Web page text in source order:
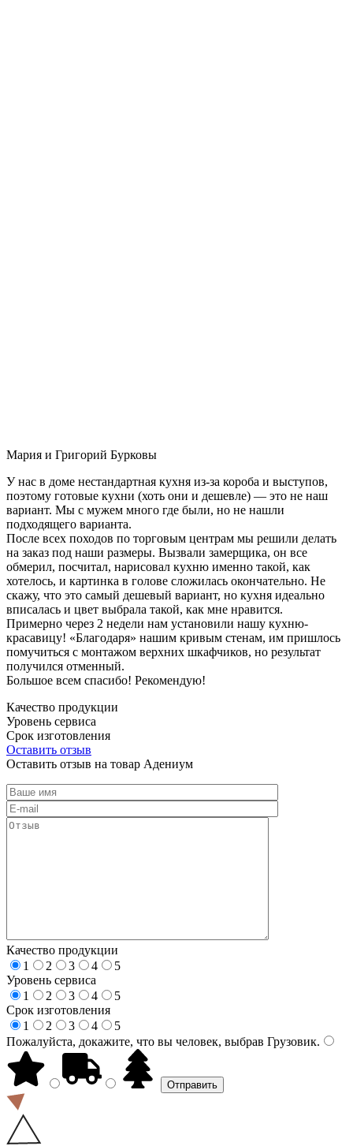
Мария и Григорий Бурковы
У нас в доме нестандартная кухня из-за короба и выступов,
поэтому готовые кухни (хоть они и дешевле) — это не наш
вариант. Мы с мужем много где были, но не нашли
подходящего варианта.
После всех походов по торговым центрам мы решили делать
на заказ под наши размеры. Вызвали замерщика, он все
обмерил, посчитал, нарисовал кухню именно такой, как
хотелось, и картинка в голове сложилась окончательно. Не
скажу, что это самый дешевый вариант, но кухня идеально
вписалась и цвет выбрала такой, как мне нравится.
Примерно через 2 недели нам установили нашу кухню-
красавицу! «Благодаря» нашим кривым стенам, им пришлось
помучиться с монтажом верхних шкафчиков, но результат
получился отменный.
Большое всем спасибо! Рекомендую!
Качество продукции
Уровень сервиса
Срок изготовления
Оставить отзыв
Оставить отзыв на товар Адениум
Качество продукции
1
2 3 4
5
Уровень сервиса
1
2 3 4
5
Срок изготовления
1
2 3 4
5
Пожалуйста, докажите, что вы человек, выбрав Грузовик.